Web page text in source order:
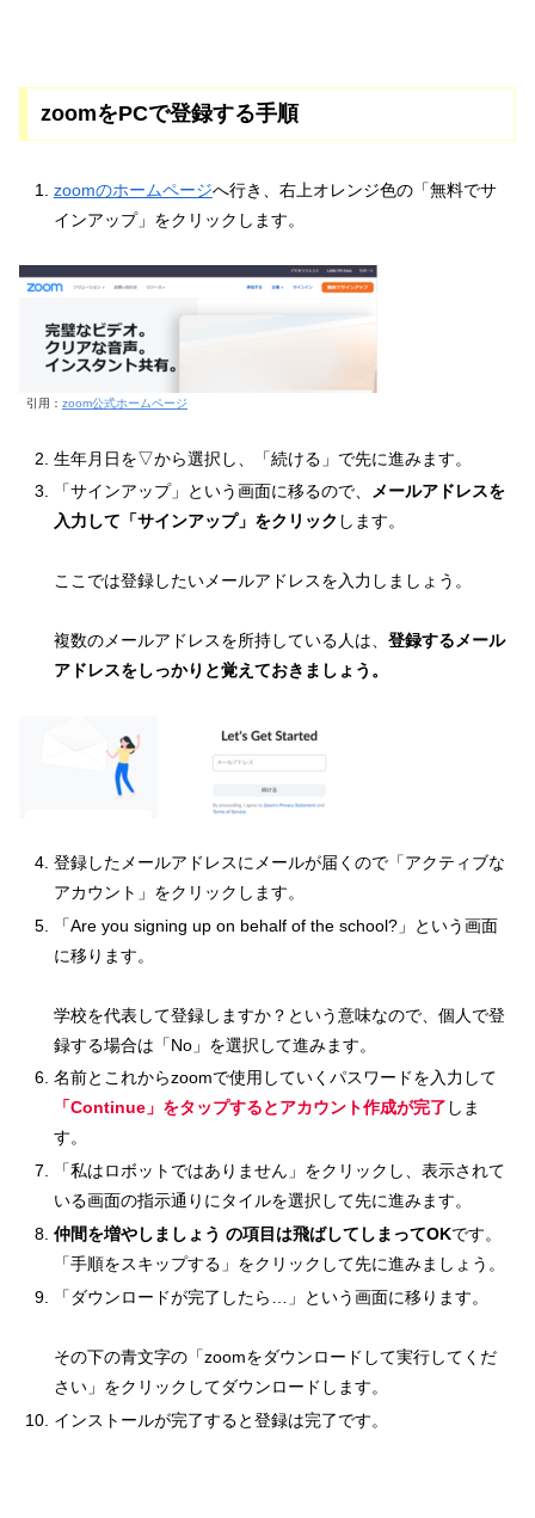
zoomをPCで登録する手順
zoomのホームページへ行き、右上オレンジ色の「無料でサ
インアップ」をクリックします。
引用： zoom公式ホームページ
生年月日を▽から選択し、「続ける」で先に進みます。
「サインアップ」という画面に移るので、 メールアドレスを
入力して「サインアップ」をクリック します。
ここでは登録したいメールアドレスを入力しましょう。
複数のメールアドレスを所持している人は、 登録するメール
アドレスをしっかりと覚えておきましょう。
登録したメールアドレスにメールが届くので「アクティブな
アカウント」をクリックします。
「Are you signing up on behalf of the school?」という画面
に移ります。
学校を代表して登録しますか？という意味なので、個人で登
録する場合は「No」を選択して進みます。
名前とこれからzoomで使用していくパスワードを入力して
「Continue」をタップするとアカウント作成が完了 しま
す。
「私はロボットではありません」をクリックし、表示されて
いる画面の指示通りにタイルを選択して先に進みます。
仲間を増やしましょう の項目は飛ばしてしまってOKです。
「手順をスキップする」をクリックして先に進みましょう。
「ダウンロードが完了したら…」という画面に移ります。
その下の青文字の「zoomをダウンロードして実行してくだ
さい」をクリックしてダウンロードします。
インストールが完了すると登録は完了です。